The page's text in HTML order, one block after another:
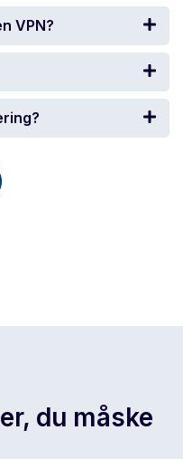
VPN?
du måske